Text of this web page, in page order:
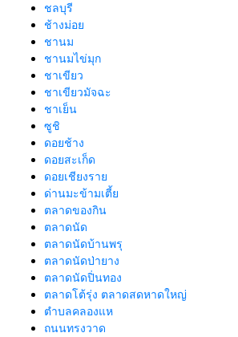
ชลบุรี
ช้างม่อย
ชานม
ชานมไข่มุก
ชาเขียว
ชาเขียวมัจฉะ
ชาเย็น
ซูชิ
ดอยช้าง
ดอยสะเก็ด
ดอยเชียงราย
ด่านมะข้ามเตี้ย
ตลาดของกิน
ตลาดนัด
ตลาดนัดบ้านพรุ
ตลาดนัดป่ายาง
ตลาดนัดปิ่นทอง
ตลาดโต้รุ่ง ตลาดสดหาดใหญ่
ตำบลคลองแห
ถนนทรงวาด